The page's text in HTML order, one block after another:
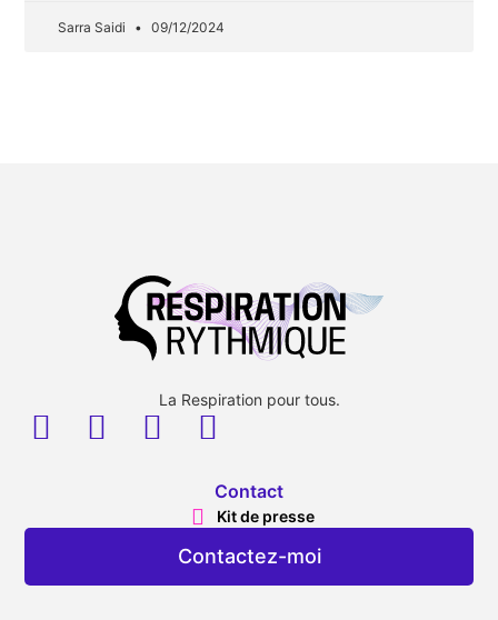
Sarra Saidi 09/12/2024
La Respiration pour tous.
Contact
Kit de presse
Contactez-moi